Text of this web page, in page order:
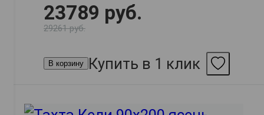
23789 руб.
29261 руб.
В корзину Купить в 1 клик